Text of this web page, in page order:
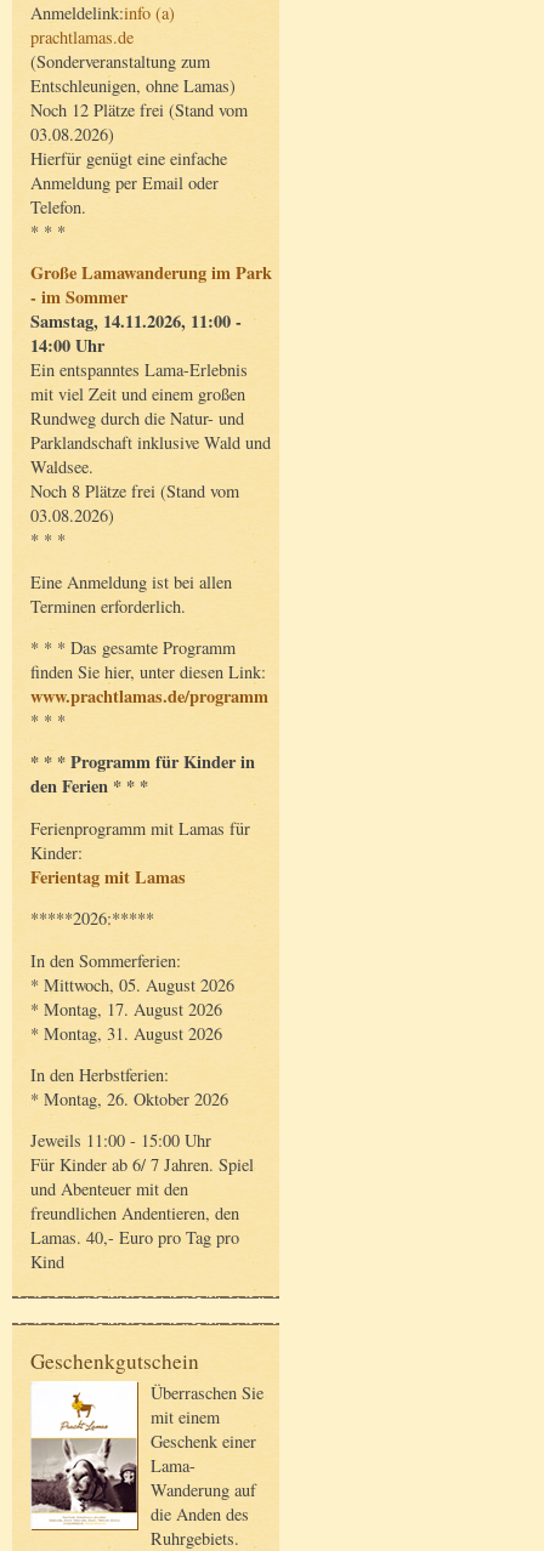
Anmeldelink:info (a)
prachtlamas.de
(Sonderveranstaltung zum
Entschleunigen, ohne Lamas)
Noch 12 Plätze frei (Stand vom
03.08.2026)
Hierfür genügt eine einfache
Anmeldung per Email oder
Telefon.
* * *
Große Lamawanderung im Park
- im Sommer
Samstag, 14.11.2026, 11:00 -
14:00 Uhr
Ein entspanntes Lama-Erlebnis
mit viel Zeit und einem großen
Rundweg durch die Natur- und
Parklandschaft inklusive Wald und
Waldsee.
Noch 8 Plätze frei (Stand vom
03.08.2026)
* * *
Eine Anmeldung ist bei allen
Terminen erforderlich.
* * * Das gesamte Programm
finden Sie hier, unter diesen Link:
www.prachtlamas.de/programm
* * *
* * * Programm für Kinder in
den Ferien * * *
Ferienprogramm mit Lamas für
Kinder:
Ferientag mit Lamas
*****2026:*****
In den Sommerferien:
* Mittwoch, 05. August 2026
* Montag, 17. August 2026
* Montag, 31. August 2026
In den Herbstferien:
* Montag, 26. Oktober 2026
Jeweils 11:00 - 15:00 Uhr
Für Kinder ab 6/ 7 Jahren. Spiel
und Abenteuer mit den
freundlichen Andentieren, den
Lamas. 40,- Euro pro Tag pro
Kind
Geschenkgutschein
Überraschen Sie
mit einem
Geschenk einer
Lama-
Wanderung auf
die Anden des
Ruhrgebiets.